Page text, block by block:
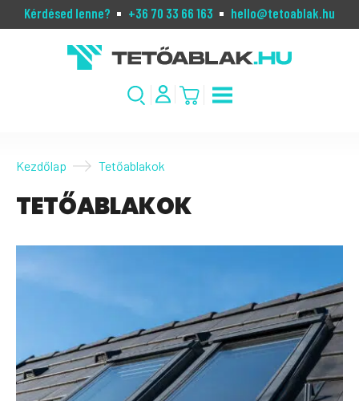
Kérdésed lenne? +36 70 33 66 163 hello@tetoablak.hu
Kezdőlap Tetőablakok
TETŐABLAKOK